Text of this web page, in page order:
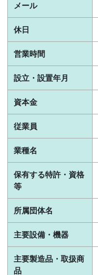
メール
休日
営業時間
設立・設置年月
資本金
従業員
業種名
保有する特許・資格
等
所属団体名
主要設備・機器
主要製造品・取扱商
品